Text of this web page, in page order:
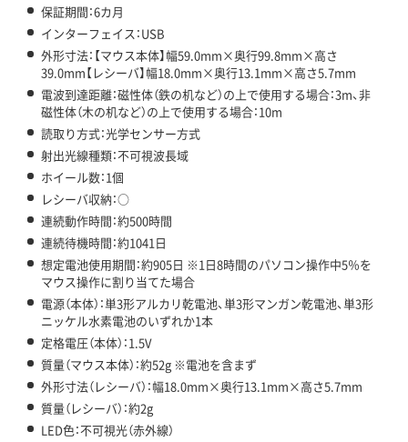
保証期間：6カ月
インターフェイス：USB
外形寸法：【マウス本体】幅59.0mm×奥行99.8mm×高さ
39.0mm【レシーバ】幅18.0mm×奥行13.1mm×高さ5.7mm
電波到達距離：磁性体（鉄の机など）の上で使用する場合：3m、非
磁性体（木の机など）の上で使用する場合：10m
読取り方式：光学センサー方式
射出光線種類：不可視波長域
ホイール数：1個
レシーバ収納：○
連続動作時間：約500時間
連続待機時間：約1041日
想定電池使用期間：約905日 ※1日8時間のパソコン操作中5％を
マウス操作に割り当てた場合
電源（本体）：単3形アルカリ乾電池、単3形マンガン乾電池、単3形
ニッケル水素電池のいずれか1本
定格電圧（本体）：1.5V
質量（マウス本体）：約52g ※電池を含まず
外形寸法（レシーバ）：幅18.0mm×奥行13.1mm×高さ5.7mm
質量（レシーバ）：約2g
LED色：不可視光（赤外線）